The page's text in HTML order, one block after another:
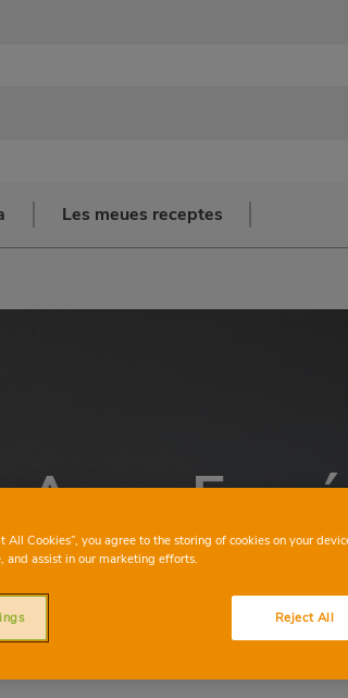
Les meues receptes
Arroz
All Cookies”, you agree to the storing of cookies on your
and assist in our marketing efforts.
Reject All